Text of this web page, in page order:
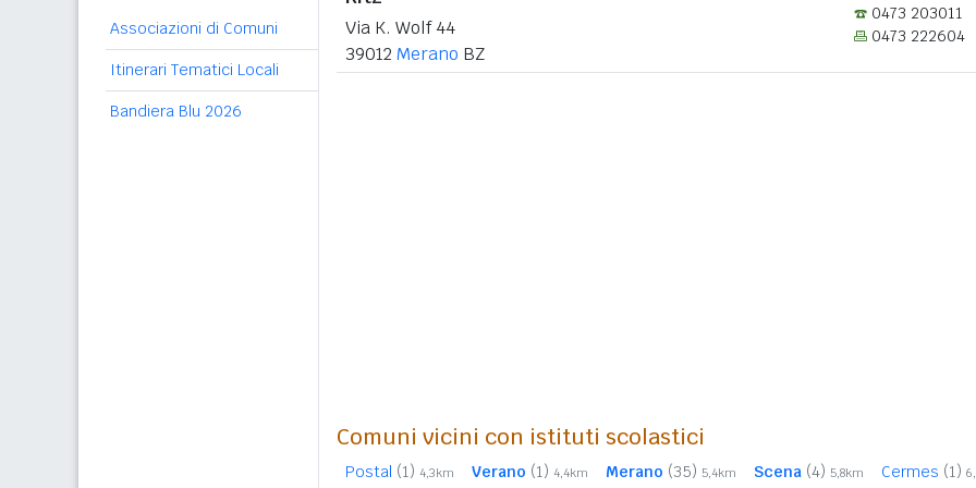
Associazioni di Comuni
Itinerari Tematici Locali
Bandiera Blu 2026
Via K. Wolf 44
39012 Merano BZ
0473 203011
0473 222604
Comuni vicini con istituti scolastici
Postal (1) 4,3km Verano (1) 4,4km Merano (35) 5,4km Scena (4) 5,8km Cermes (1)